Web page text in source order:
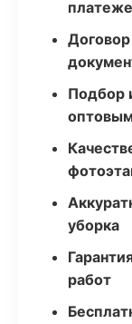
Подбор
уборка
работ